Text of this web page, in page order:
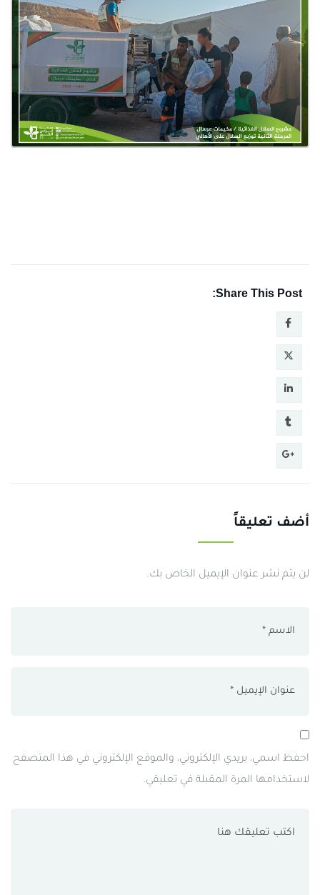
Share This Post:
أضف تعليقاً
لن يتم نشر عنوان الإيميل الخاص بك.
احفظ اسمي، بريدي الإلكتروني، والموقع الإلكتروني في هذا المتصفح
لاستخدامها المرة المقبلة في تعليقي.